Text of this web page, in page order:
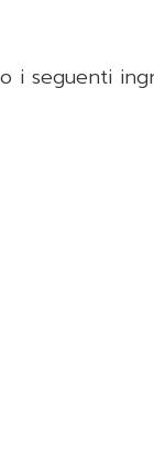
i seguenti